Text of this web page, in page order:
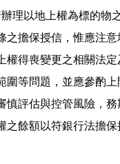
銀行辦理以地上權為標
十二條之擔保授信，惟
於地上權得喪變更之相
效力範圍等問題，並應
定，審慎評估與控管風
債權之餘額以符銀行法擔